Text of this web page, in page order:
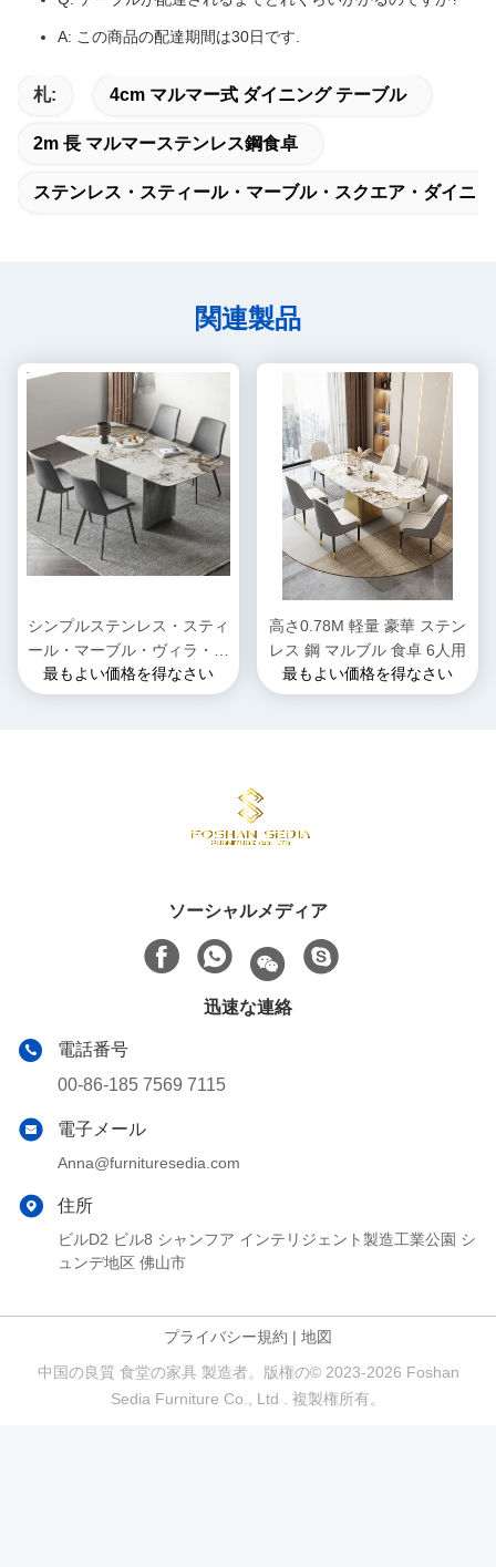
A: この商品の配達期間は30日です.
札: 4cm マルマー式 ダイニング テーブル
2m 長 マルマーステンレス鋼食卓
ステンレス・スティール・マーブル・スクエア・ダイニ
関連製品
シンプルステンレス・スティ
ール・マーブル・ヴィラ・ス
クエア・ダイニングルーム・
テーブル
最もよい価格を得なさい
高さ0.78M 軽量 豪華 ステン
レス 鋼 マルブル 食卓 6人用
最もよい価格を得なさい
ソーシャルメディア
迅速な連絡
電話番号
00-86-185 7569 7115
電子メール
Anna@furnituresedia.com
住所
ビルD2 ビル8 シャンフア インテリジェント製造工業公園 シ
ュンデ地区 佛山市
プライバシー規約 | 地図
中国の良質 食堂の家具 製造者。版権の© 2023-2026 Foshan
Sedia Furniture Co., Ltd . 複製権所有。